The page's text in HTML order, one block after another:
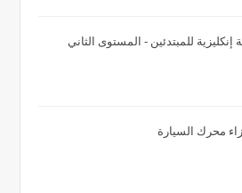
إنكليزية للمبتدئين - المستوى الثاني
محرك السيارة